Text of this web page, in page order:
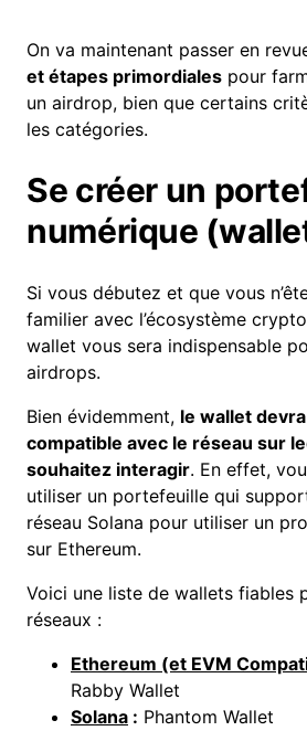
On va maintenant passer en
et étapes primordiales pour
un airdrop, bien que certains
les catégories.
Se créer un
numérique
Si vous débutez et que vous
familier avec l’écosystème
wallet vous sera indispensable
airdrops.
Bien évidemment, le wallet
compatible avec le réseau sur
souhaitez interagir. En effet,
utiliser un portefeuille qui
réseau Solana pour utiliser un
sur Ethereum.
Voici une liste de wallets fiables
réseaux :
Ethereum (et EVM
Rabby Wallet
Solana : Phantom Wallet